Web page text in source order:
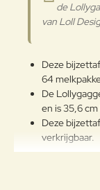
de
van Loll
Deze
64
De
en is 35,6
Deze
verkrijgbaar.